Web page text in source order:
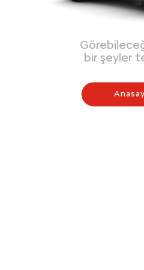
bir şeyler